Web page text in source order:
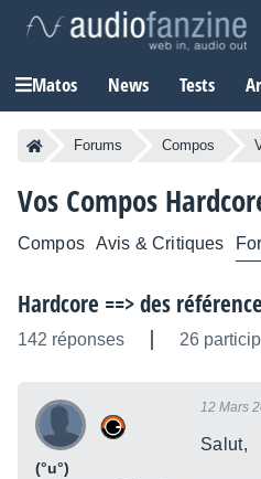
Matos News Tests
Forums Compos
Vos Compos
Compos Avis & Critiques
Hardcore ==> des
142 réponses 26
(°u°)
12 Mars
Salut,